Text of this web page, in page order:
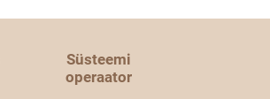
Süsteemi
operaator